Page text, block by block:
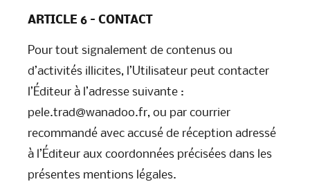
ARTICLE 6 – CONTACT
Pour tout signalement de contenus ou
d’activités illicites, l’Utilisateur peut contacter
l’Éditeur à l’adresse suivante :
pele.trad@wanadoo.fr, ou par courrier
recommandé avec accusé de réception adressé
à l’Éditeur aux coordonnées précisées dans les
présentes mentions légales.